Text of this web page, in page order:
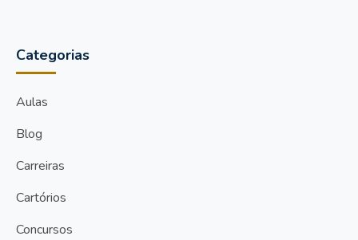
Categorias
Aulas
Blog
Carreiras
Cartórios
Concursos